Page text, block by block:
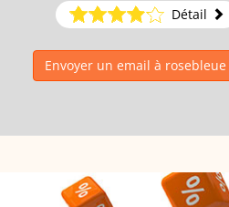
Détail
Envoyer un email à rosebleue